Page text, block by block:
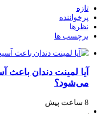
تازه
پرخواننده
نظرها
برچسب ها
آیا لمینت دندان
می‌شود؟
8 ساعت پیش